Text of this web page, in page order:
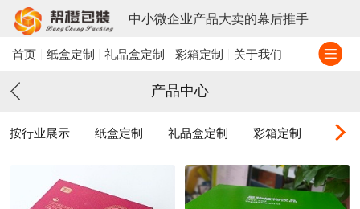
中小微企业产品大卖的幕后推手
首页 纸盒定制 礼品盒定制 彩箱定制 关于我们
产品中心
按行业展示 纸盒定制 礼品盒定制 彩箱定制 插